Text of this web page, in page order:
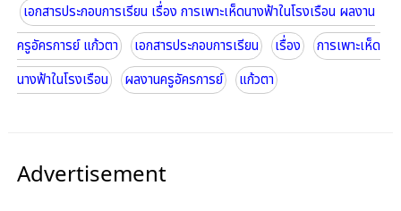
เอกสารประกอบการเรียน เรื่อง การเพาะเห็ดนางฟ้าในโรงเรือน ผลงาน
ครูอัครการย์ แก้วตา
เอกสารประกอบการเรียน เรื่อง
การเพาะเห็ด
นางฟ้าในโรงเรือน
ผลงานครูอัครการย์ แก้วตา
Advertisement